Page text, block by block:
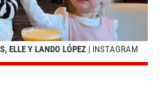
ELLE Y LANDO LÓPEZ | INSTAGRAM